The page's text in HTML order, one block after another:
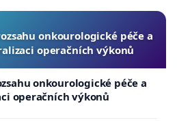
onkourologické péče a
operačních výkonů
onkourologické péče a
operačních výkonů